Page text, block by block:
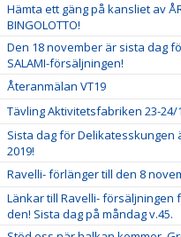
Hämta ett gäng på kansliet av
BINGOLOTTO!
Den 18 november är sista dag för
SALAMI-försäljningen!
Återanmälan VT19
Tävling Aktivitetsfabriken 23-24/
Sista dag för Delikatesskungen
2019!
Ravelli- förlänger till den 8
Länkar till Ravelli- försäljningen
den! Sista dag på måndag v.45.